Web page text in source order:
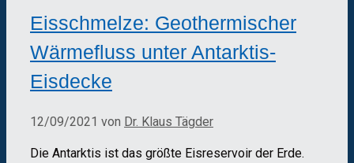
Eisschmelze: Geothermischer
Wärmefluss unter Antarktis-
Eisdecke
12/09/2021 von Dr. Klaus Tägder
Die Antarktis ist das größte Eisreservoir der Erde.